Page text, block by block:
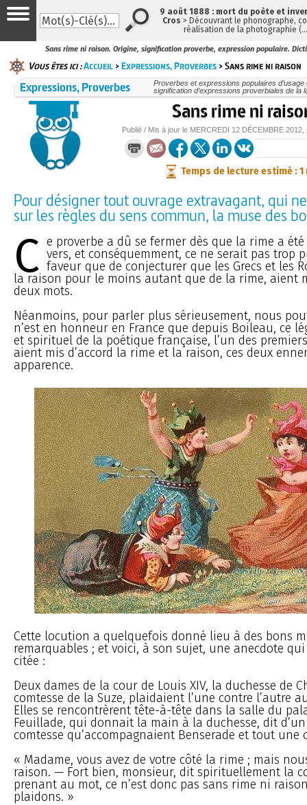
Sans rime ni raison. Origine, signification proverbe, expression populaire.
Vous êtes ici :Accueil >Expressions, Proverbes > Sans rime ni raison
Expressions, Proverbes
Proverbes et expressions populaires d’usage
signification d’expressions proverbiales de la
Sans rime ni
Publié / Mis à jour le MERCREDI 12 DÉCEMBRE 2012
Temps de lecture estimé : 1
Pour désigner tout ouvrage extravagant, qui
sur les règles du sens commun, la muse des
C e proverbe a dû se fermer dès que la rime a
vers, et conséquemment, ce ne serait pas trop
faveur que de conjecturer que les Grecs et les
la raison pour le moins autant que de la rime, aient
deux mots.
Néanmoins, pour parler plus sérieusement, nous
n’est en honneur en France que depuis Boileau, ce
et spirituel de la poétique française, l’un des
aient mis d’accord la rime et la raison, ces deux
apparence.
Cette locution a quelquefois donné lieu à des bons
remarquables ; et voici, à son sujet, une anecdote qui
citée :
Deux dames de la cour de Louis XIV, la duchesse de
comtesse de la Suze, plaidaient l’une contre l’autre
Elles se rencontrèrent tête-à-tête dans la salle du
Feuillade, qui donnait la main à la duchesse, dit
comtesse qu’accompagnaient Benserade et tout une
« Madame, vous avez de votre côté la rime ; mais
raison. — Fort bien, monsieur, dit spirituellement la
prenant au mot, ce n’est donc pas sans rime ni
plaidons. »
9 août 1888 : mort du poète et
Cros > Découvrant le phonographe,
réalisation de la photographie